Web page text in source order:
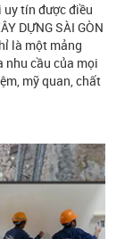
uy tín được điều
DỰNG SÀI GÒN
là một mảng
nhu cầu của mọi
mỹ quan, chất